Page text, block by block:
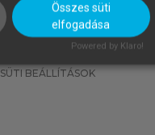
MI – ÁLTALÁNOS IRÁNYELVEK
SÜTI BEÁLLÍTÁSOK
Összes süti
elfogadása
Powered by Klaro!